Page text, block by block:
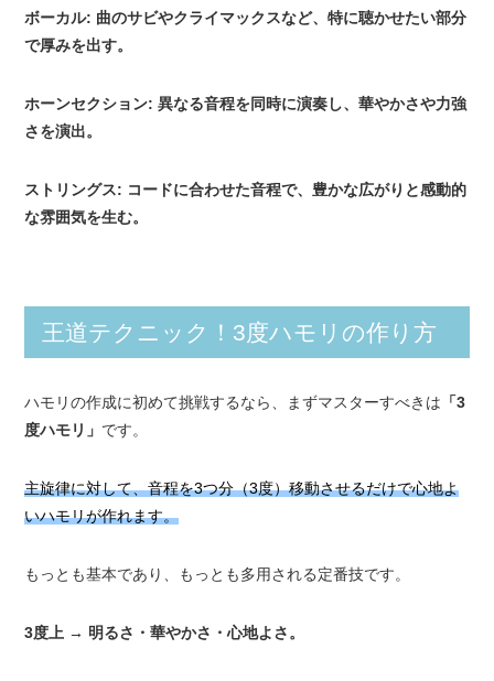
ボーカル: 曲のサビやクライマックスなど、特に聴かせたい部分
で厚みを出す。
ホーンセクション: 異なる音程を同時に演奏し、華やかさや力強
さを演出。
ストリングス: コードに合わせた音程で、豊かな広がりと感動的
な雰囲気を生む。
王道テクニック！3度ハモリの作り方
ハモリの作成に初めて挑戦するなら、まずマスターすべきは 「3
度ハモリ」 です。
主旋律に対して、音程を3つ分（3度）移動させるだけで心地よ
いハモリが作れます。
もっとも基本であり、もっとも多用される定番技です。
3度上 → 明るさ・華やかさ・心地よさ。